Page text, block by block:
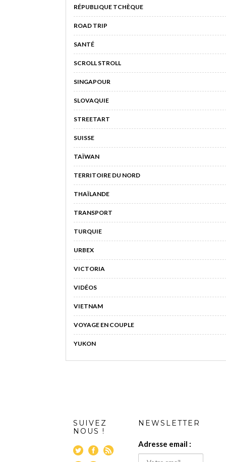
RÉPUBLIQUE TCHÈQUE
ROAD TRIP
SANTÉ
SCROLL STROLL
SINGAPOUR
SLOVAQUIE
STREETART
SUISSE
TAÏWAN
TERRITOIRE DU NORD
THAÏLANDE
TRANSPORT
TURQUIE
URBEX
VICTORIA
VIDÉOS
VIETNAM
VOYAGE EN COUPLE
YUKON
SUIVEZ
NOUS !
NEWSLETTER
Adresse email :